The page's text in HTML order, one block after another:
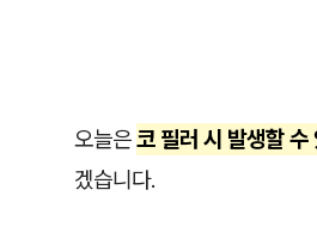
오늘은코 필러 시 발생할
겠습니다.